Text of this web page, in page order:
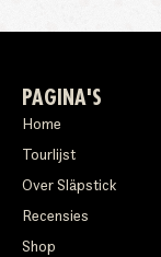
PAGINA'S
Home
Tourlijst
Over Släpstick
Recensies
Shop